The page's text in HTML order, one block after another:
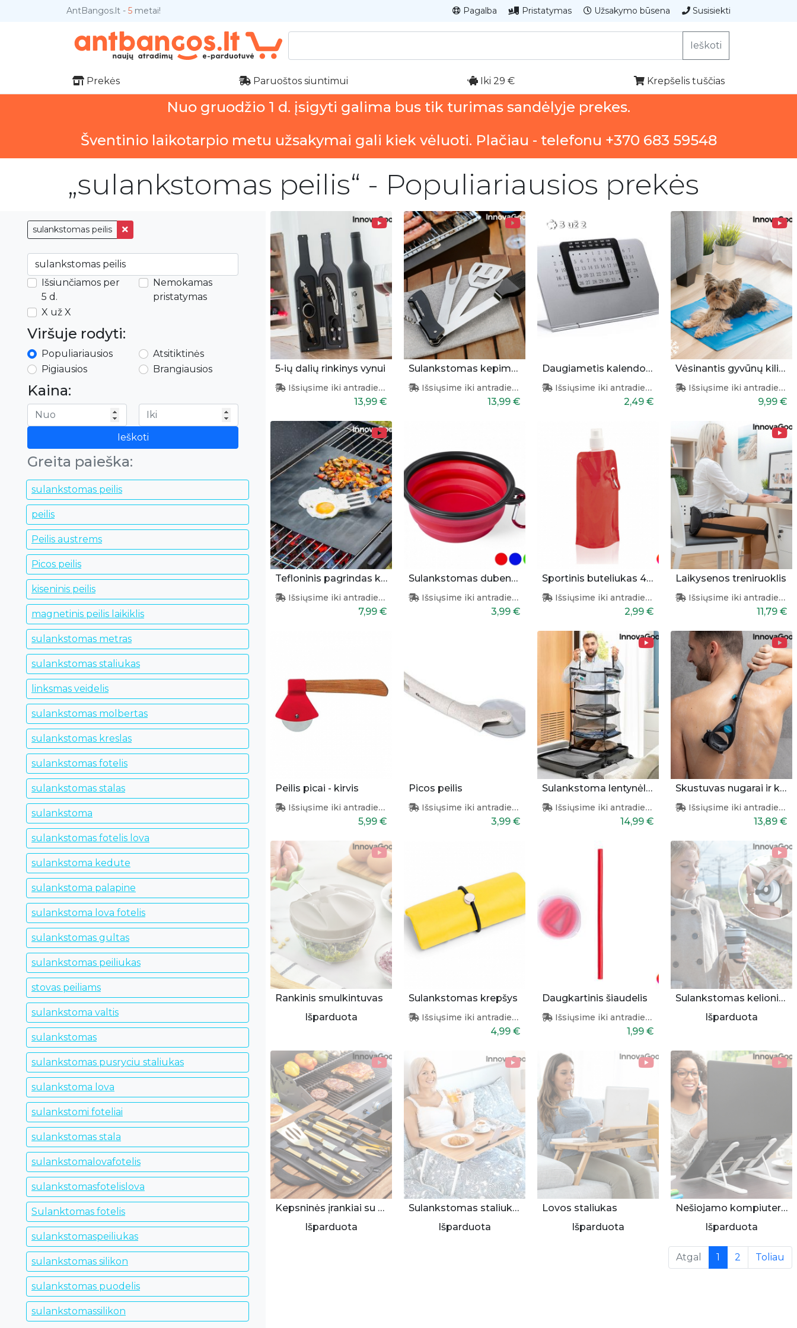
AntBangos.lt - 5 metai! Pagalba Pristatymas Užsakymo būsena Susisiekti
Ieškoti
Prekės Paruoštos siuntimui Iki 29 € Krepšelis tuščias
Nuo gruodžio 1 d. įsigyti galima bus tik turimas sandėlyje prekes.
Šventinio laikotarpio metu užsakymai gali kiek vėluoti. Plačiau - telefonu +370 683 59548
„sulankstomas peilis“ - Populiariausios prekės
sulankstomas peilis
Išsiunčiamos per
5 d.
Nemokamas
pristatymas
X už X
Viršuje rodyti:
Populiariausios
Atsitiktinės
Pigiausios
Brangiausios
Kaina:
Ieškoti
Greita paieška:
sulankstomas peilis
peilis
Peilis austrems
Picos peilis
kiseninis peilis
magnetinis peilis laikiklis
sulankstomas metras
sulankstomas staliukas
linksmas veidelis
sulankstomas molbertas
sulankstomas kreslas
sulankstomas fotelis
sulankstomas stalas
sulankstoma
sulankstomas fotelis lova
sulankstoma kedute
sulankstoma palapine
sulankstoma lova fotelis
sulankstomas gultas
sulankstomas peiliukas
stovas peiliams
sulankstoma valtis
sulankstomas
sulankstomas pusryciu staliukas
sulankstoma lova
sulankstomi foteliai
sulankstomas stala
sulankstomalovafotelis
sulankstomasfotelislova
Sulanktomas fotelis
sulankstomaspeiliukas
sulankstomas silikon
sulankstomas puodelis
sulankstomassilikon
5-ių dalių rinkinys vynui
Išsiųsime iki antradienio
13,99 €
Sulankstomas kepimo įrankių rinkinys
Išsiųsime iki antradienio
13,99 €
3 už 2
Daugiametis kalendorius
Išsiųsime iki antradienio
2,49 €
Vėsinantis gyvūnų kilimėlis 40x50cm
Išsiųsime iki antradienio
9,99 €
Tefloninis pagrindas kepimui
Išsiųsime iki antradienio
7,99 €
Sulankstomas dubenėlis augintiniams
Išsiųsime iki antradienio
3,99 €
Sportinis buteliukas 400ml
Išsiųsime iki antradienio
2,99 €
Laikysenos treniruoklis
Išsiųsime iki antradienio
11,79 €
Peilis picai - kirvis
Išsiųsime iki antradienio
5,99 €
Picos peilis
Išsiųsime iki antradienio
3,99 €
Sulankstoma lentynėlė lagaminui
Išsiųsime iki antradienio
14,99 €
Skustuvas nugarai ir kūnui
Išsiųsime iki antradienio
13,89 €
Rankinis smulkintuvas
Išparduota
Sulankstomas krepšys
Išsiųsime iki antradienio
4,99 €
Daugkartinis šiaudelis
Išsiųsime iki antradienio
1,99 €
Sulankstomas kelioninis puodelis
Išparduota
Kepsninės įrankiai su dėklu (6 aukso spalvos dalys)
Išparduota
Sulankstomas staliukas lovai
Išparduota
Lovos staliukas
Išparduota
Nešiojamo kompiuterio stovas
Išparduota
Atgal 1 (current)
2 Toliau